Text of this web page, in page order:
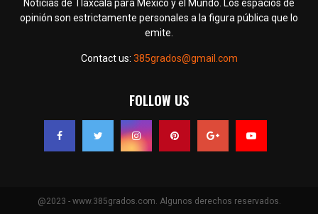
Noticias de Tlaxcala para México y el Mundo. Los espacios de
opinión son estrictamente personales a la figura pública que lo
emite.
Contact us: 385grados@gmail.com
FOLLOW US
@2023 - www.385grados.com. Algunos derechos reservados.